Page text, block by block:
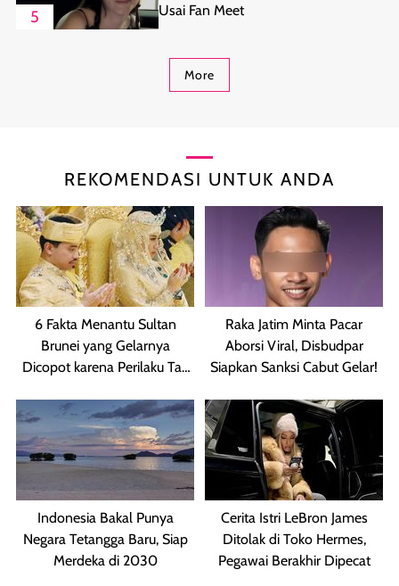
5
Usai Fan Meet
More
REKOMENDASI UNTUK ANDA
6 Fakta Menantu Sultan
Brunei yang Gelarnya
Dicopot karena Perilaku Tak
Raka Jatim Minta Pacar
Aborsi Viral, Disbudpar
Siapkan Sanksi Cabut Gelar!
Indonesia Bakal Punya
Negara Tetangga Baru, Siap
Merdeka di 2030
Cerita Istri LeBron James
Ditolak di Toko Hermes,
Pegawai Berakhir Dipecat